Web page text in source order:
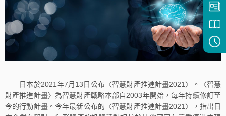
日本於2021年7月13日公布〈智慧財產推進計畫2021〉。〈智慧
財產推進計畫〉為智慧財產戰略本部自2003年開始，每年持續修訂至
今的行動計畫。今年最新公布的〈智慧財產推進計畫2021〉，指出日